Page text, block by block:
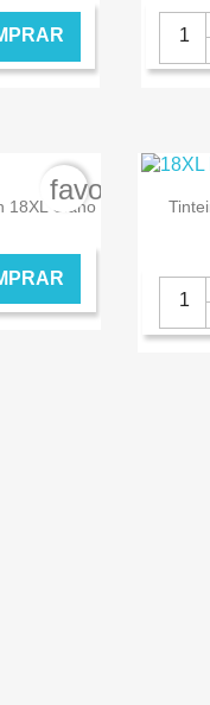
€ ONLINE
18XL Ciano